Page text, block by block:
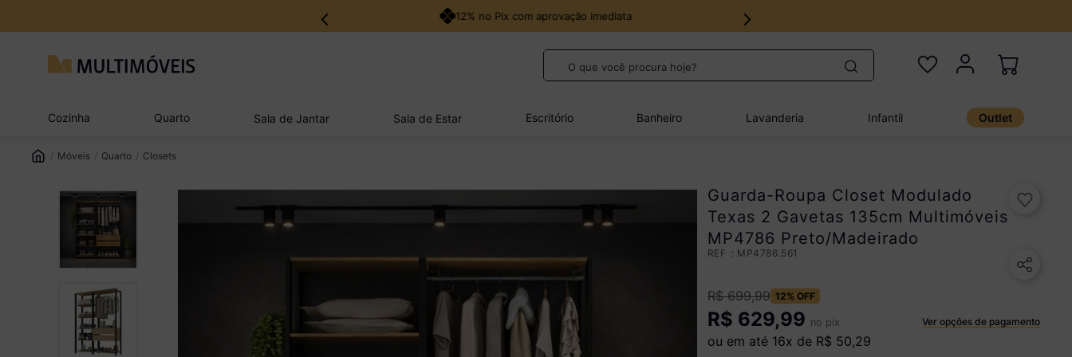
18x no cartão de crédito
O que você procura hoje?
Cozinha Quarto Sala de Jantar Sala de Estar Escritório Banheiro Lavanderia Infantil Outlet
Móveis Quarto Closets
Guarda-Roupa Closet Modulado
Texas 2 Gavetas 135cm Multimóveis
MP4786 Preto/Madeirado
: MP4786.561
R$ 699,99 12% OFF
R$ 629,99 no pix Ver opções de pagamento
ou em até 16x de R$ 50,29
4º
quarto bebê completo